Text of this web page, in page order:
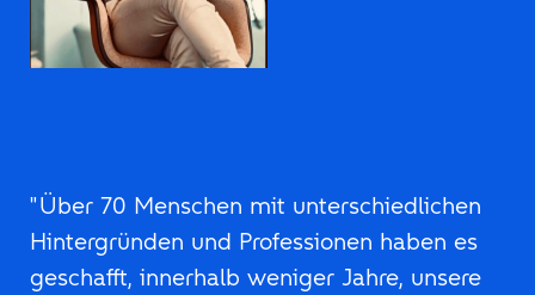
"Über 70 Menschen mit unterschiedlichen
Hintergründen und Professionen haben es
geschafft, innerhalb weniger Jahre, unsere